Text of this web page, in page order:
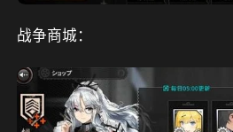
战争商城：